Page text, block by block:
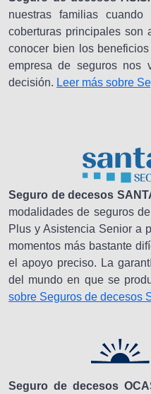
nuestras familias
coberturas principales son
conocer bien los
empresa de seguros nos
decisión. Leer más sobre
Seguro de decesos
modalidades de seguros
Plus y Asistencia Senior a
momentos más bastante
el apoyo preciso. La
del mundo en que se
sobre Seguros de decesos
Seguro de decesos